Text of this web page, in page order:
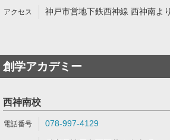
神戸市営地下鉄西神線 西神南よ
創学アカデミー
西神南校
078-997-4129